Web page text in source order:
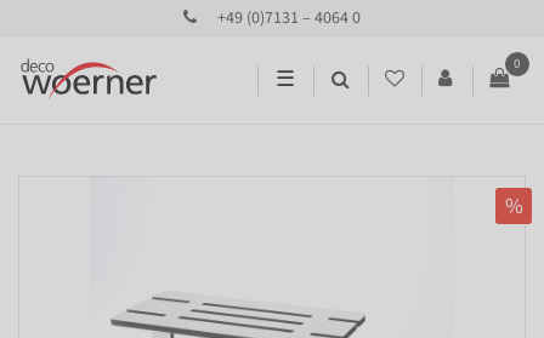
+49 (0)7131 – 4064 0
☰
0
%